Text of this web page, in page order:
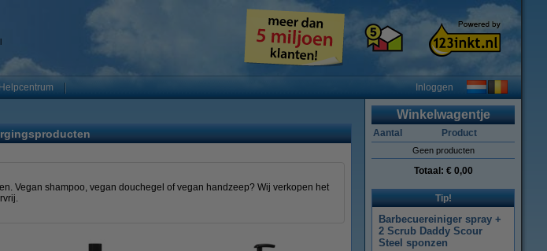
Helpcentrum Inloggen
Vegan shampoo, vegan douchegel of vegan handzeep? Wij verkopen het
Winkelwagentje
Aantal Product
Geen producten
Totaal: € 0,00
Tip!
Barbecuereiniger spray +
2 Scrub Daddy Scour
Steel sponzen